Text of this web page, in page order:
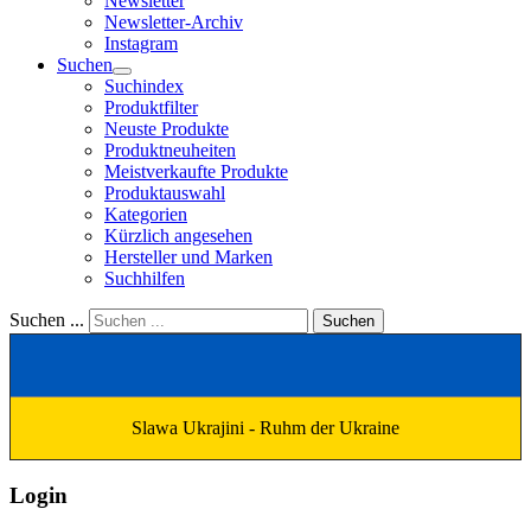
Newsletter-Archiv
Instagram
Suchen
Suchindex
Produktfilter
Neuste Produkte
Produktneuheiten
Meistverkaufte Produkte
Produktauswahl
Kategorien
Kürzlich angesehen
Hersteller und Marken
Suchhilfen
Suchen ... Suchen
Slawa Ukrajini - Ruhm der Ukraine
Login